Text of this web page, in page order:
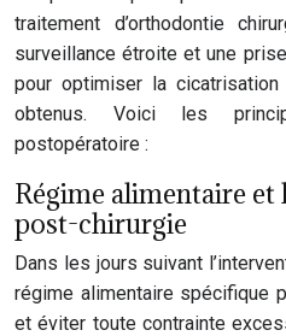
traitement d’orthodontie
surveillance étroite et une
pour optimiser la
obtenus. Voici les
postopératoire :
Régime alimentaire et
post-chirurgie
Dans les jours suivant
régime alimentaire spécifique
et éviter toute contrainte